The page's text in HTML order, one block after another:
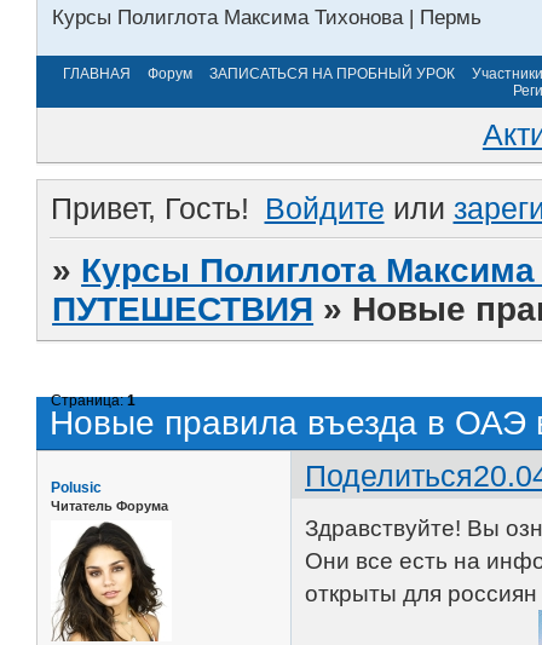
Курсы Полиглота Максима Тихонова | Пермь
ГЛАВНАЯ Форум ЗАПИСАТЬСЯ НА ПРОБНЫЙ УРОК
Участники
Привет, Гость! Войдите или
» Курсы Полиглота
ПУТЕШЕСТВИЯ » Новые
Новые правила въезда в ОАЭ
Страница:1
Поделиться
Polusic
Читатель Форума
Здравствуйте! Вы
Они все есть на
открыты для